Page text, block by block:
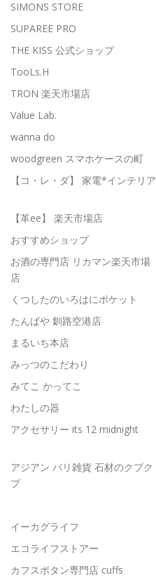
SIMONS STORE
SUPAREE PRO
THE KISS 公式ショップ
TooLs.H
TRON 楽天市場店
Value Lab.
wanna do
woodgreen スマホケースの町
【コ・レ・ダ】 家電*インテリア
【革ee】 楽天市場店
おすすめショップ
お酒の専門店 リカマン楽天市場
店
くつしたのいろはにポケット
たんばや 釧路空港店
まるいち本店
みっつのこだわり
みてこ かってこ
わたしの器
アクセサリー its 12 midnight
アジアン バリ雑貨 石材のクプク
プ
イーカグライフ
エコライフストアー
カフスボタン専門店 cuffs